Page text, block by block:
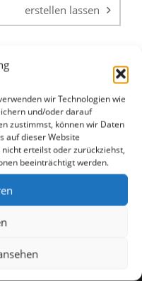
wir Technologien wie
und/oder darauf
zustimmst, können wir Daten
auf dieser Website
erteilst oder zurückziehst,
beeinträchtigt werden.
erstellen lassen